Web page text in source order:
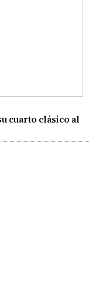
cuarto clásico al